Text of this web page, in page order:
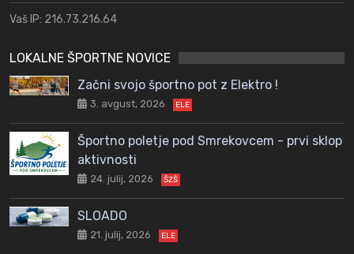
Vaš IP: 216.73.216.64
LOKALNE ŠPORTNE NOVICE
Začni svojo športno pot z Elektro !
3. avgust, 2026 ELE
Športno poletje pod Smrekovcem - prvi sklop
aktivnosti
24. julij, 2026 ŠZŠ
SLOADO
21. julij, 2026 ELE